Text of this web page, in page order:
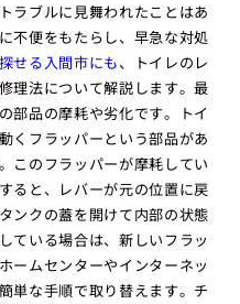
ラブルに見舞われたことはあ
不便をもたらし、早急な対処
せる入間市にも、トイレのレ
理法について解説します。最
部品の摩耗や劣化です。トイ
くフラッパーという部品があ
このフラッパーが摩耗してい
ると、レバーが元の位置に戻
ンクの蓋を開けて内部の状態
ている場合は、新しいフラッ
ームセンターやインターネッ
単な手順で取り替えます。チ